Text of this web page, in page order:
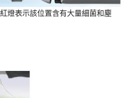
燈表示該位置含有大量細菌和塵